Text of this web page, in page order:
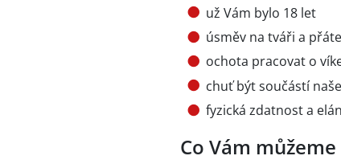
už Vám bylo 18 let
úsměv na tváři a
ochota pracovat o
chuť být součástí
fyzická zdatnost a
Co Vám